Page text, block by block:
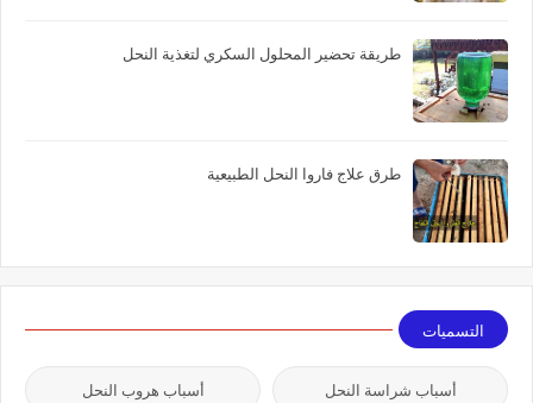
طريقة تحضير المحلول السكري لتغذية النحل
طرق علاج فاروا النحل الطبيعية
التسميات
أسباب شراسة النحل أسباب هروب النحل